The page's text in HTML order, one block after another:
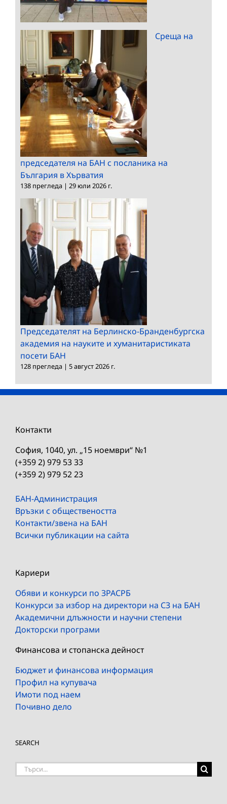
Среща на
председателя на БАН с посланика на
България в Хърватия
138 прегледа | 29 юли 2026 г.
Председателят на Берлинско-Бранденбургска
академия на науките и хуманитаристиката
посети БАН
128 прегледа | 5 август 2026 г.
Контакти
София, 1040, ул. „15 ноември“ №1
(+359 2) 979 53 33
(+359 2) 979 52 23
БАН-Администрация
Връзки с обществеността
Контакти/звена на БАН
Всички публикации на сайта
Кариери
Обяви и конкурси по ЗРАСРБ
Конкурси за избор на директори на СЗ на БАН
Академични длъжности и научни степени
Докторски програми
Финансова и стопанска дейност
Бюджет и финансова информация
Профил на купувача
Имоти под наем
Почивно дело
SEARCH
Търсене